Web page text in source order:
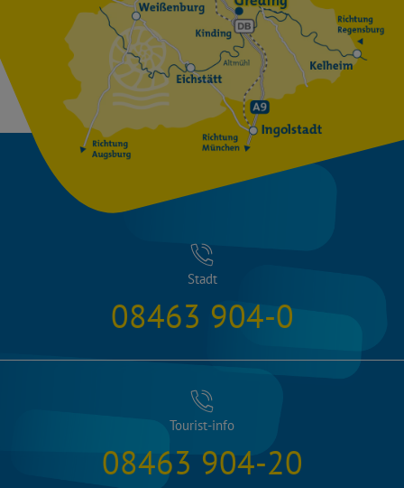
Stadt
08463 904-0
Tourist-info
08463 904-20